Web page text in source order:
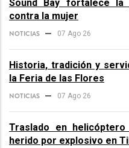
Sound Bay fortalece
contra la mujer
NOTICIAS 07 Ago 26
Historia, tradición y
la Feria de las Flores
NOTICIAS 07 Ago 26
Traslado en
herido por explosivo en